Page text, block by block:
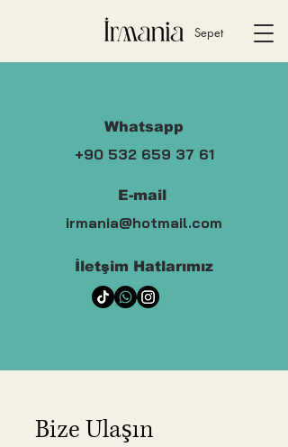
Sepet
Whatsapp
+90 532 659 37 61
E-mail
irmania@hotmail.com
İletşim Hatlarımız
Bize Ulaşın